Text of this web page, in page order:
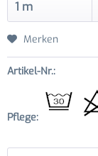
Merken
Artikel-Nr.:
Pflege: